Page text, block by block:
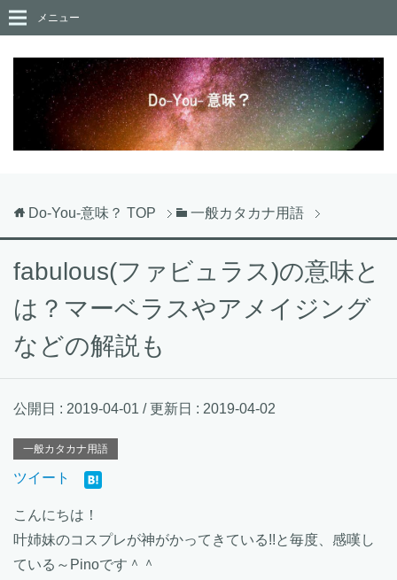
メニュー
Do-You-意味？ TOP 一般カタカナ用語
fabulous(ファビュラス)の意味と
は？マーベラスやアメイジング
などの解説も
公開日 : 2019-04-01 / 更新日 : 2019-04-02
一般カタカナ用語
ツイート
こんにちは！
叶姉妹のコスプレが神がかってきている!!と毎度、感嘆し
ている～Pinoです＾＾